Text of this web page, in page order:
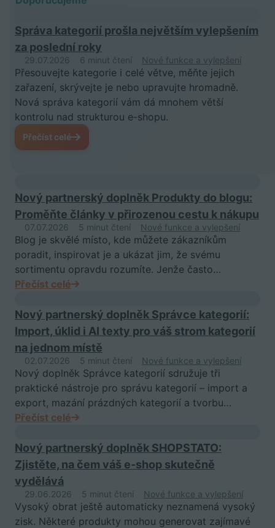
Správa kategorií prošla největším vylepšením
za poslední roky
29.07.2026 6 minut čtení Nové funkce a vylepšení
Přesouvejte kategorie i celé větve, měňte jejich
zařazení, skrývejte je nebo upravujte hromadně.
Nová správa kategorií vám dá mnohem větší
kontrolu nad strukturou e-shopu.
Přečíst celé
Nový partnerský doplněk Produkty do blogu:
Proměňte články v přirozenou cestu k nákupu
07.07.2026 5 minut čtení Nové funkce a vylepšení
Blog je skvělé místo, kde můžete zákazníkům
poradit, inspirovat je a ukázat jim, že svému
sortimentu opravdu rozumíte. Jenže často…
Přečíst celé
Nový partnerský doplněk Správce kategorií:
Import, úklid i AI texty pro váš strom kategorií
na jednom místě
02.07.2026 5 minut čtení Nové funkce a vylepšení
Nový doplněk Správce kategorií sdružuje tři
praktické nástroje pro správu kategorií – import a
export, mazání prázdných kategorií a tvorbu…
Přečíst celé
Nový partnerský doplněk SHOPSTATO:
Zjistěte, na čem váš e-shop skutečně
vydělává
29.06.2026 5 minut čtení Nové funkce a vylepšení
Vysoký obrat ještě automaticky neznamená vysoký
zisk. Některé produkty mohou generovat zajímavé